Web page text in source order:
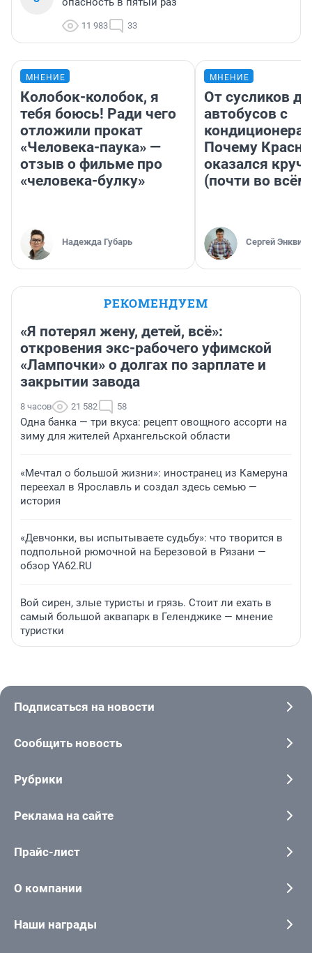
11 983 33
МНЕНИЕ
Колобок-колобок, я
тебя боюсь! Ради чего
отложили прокат
«Человека-паука» —
отзыв о фильме про
«человека-булку»
Надежда Губарь
МНЕНИЕ
От сусликов до
автобусов с
Почему
оказался
(почти во
Сергей Энквист
РЕКОМЕНДУЕМ
«Я потерял жену, детей, всё»:
откровения экс-рабочего уфимской
«Лампочки» о долгах по зарплате и
закрытии завода
8 часов 21 582 58
Одна банка — три вкуса: рецепт овощного ассорти на
зиму для жителей Архангельской области
«Мечтал о большой жизни»: иностранец из Камеруна
переехал в Ярославль и создал здесь семью —
история
«Девчонки, вы испытываете судьбу»: что творится в
подпольной рюмочной на Березовой в Рязани —
обзор YA62.RU
Вой сирен, злые туристы и грязь. Стоит ли ехать в
самый большой аквапарк в Геленджике — мнение
туристки
Подписаться на новости
Сообщить новость
Рубрики
Реклама на сайте
Прайс-лист
О компании
Наши награды